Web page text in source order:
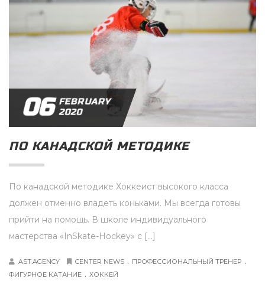
06 FEBRUARY
2020
ПО КАНАДСКОЙ МЕТОДИКЕ
По канадской методике Хоккеист высокого класса
должен отменно владеть коньками. Мы всегда готовы
прийти на помощь. В школе индивидуального
мастерства «InSkate-Hockey» с […]
AST.AGENCY CENTER NEWS . ПРОФЕССИОНАЛЬНЫЙ ТРЕНЕР .
ФИГУРНОЕ КАТАНИЕ . ХОККЕЙ